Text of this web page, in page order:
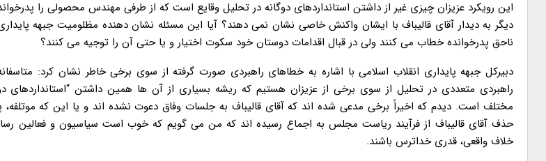
این رویکرد عزیزان چیزی غیر از داشتن استانداردهای دوگانه در تحلیل وقایع است که از طرفی مهندس محصولی را
دیگر به دیدار آقای قالیباف با ایشان واکنش خاصی نشان نمی دهند؟ آیا این مسئله نشان دهنده مظلومیت جبهه
ناحق پدرخوانده خطاب می کنند ولی در قبال اقدامات دوستان خود سکوت اختیار و یا حتی آن را توجیه می کنند؟
دبیرکل جبهه پایداری انقلاب اسلامی با اشاره به خطاهای راهبردی صورت گرفته از سوی برخی خاطر نشان کرد:
راهبردی متعددی در تحلیل از سوی برخی از عزیزان هستیم که ریشه بسیاری از آن ها همین داشتن “استانداردهای
مختلف است. دیدم که اخیراً برخی مدعی شده اند که آقای قالیباف به جلسات وفاق دعوت نشده اند و یا این که
حذف آقای قالیباف از فرآیند ریاست مجلس به اجماع رسیده اند که من می گویم که خوب است سیاسیون و فعالین
خلاف واقعی، قدری خداترس باشند.